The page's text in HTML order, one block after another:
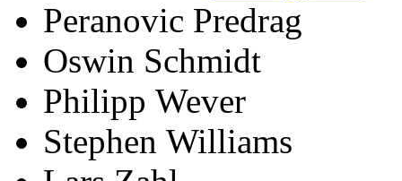
Peranovic Predrag
Oswin Schmidt
Philipp Wever
Stephen Williams